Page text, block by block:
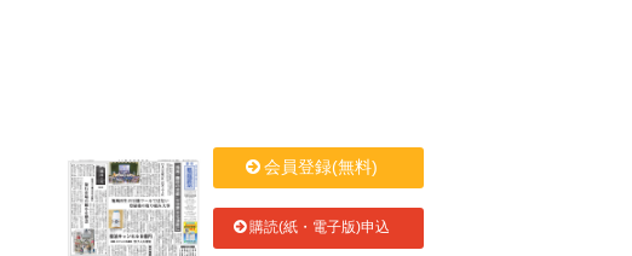
会員登録(無料)
購読(紙・電子版)申込